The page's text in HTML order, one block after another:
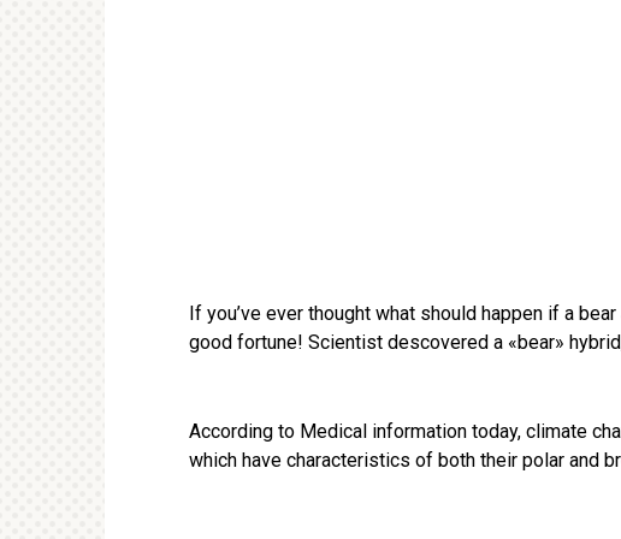
If you’ve ever thought what should happen if a
good fortune! Scientist descovered a «bear»
According to Medical information today, climate
which have characteristics of both their polar and